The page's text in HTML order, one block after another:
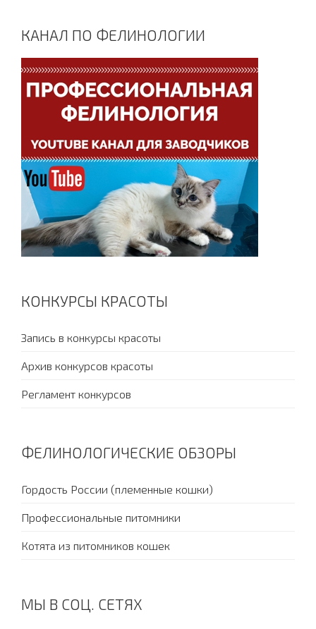
КАНАЛ ПО ФЕЛИНОЛОГИИ
КОНКУРСЫ КРАСОТЫ
Запись в конкурсы красоты
Архив конкурсов красоты
Регламент конкурсов
ФЕЛИНОЛОГИЧЕСКИЕ ОБЗОРЫ
Гордость России (племенные кошки)
Профессиональные питомники
Котята из питомников кошек
МЫ В СОЦ. СЕТЯХ